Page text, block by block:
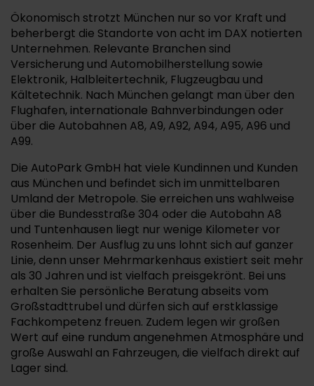
Ökonomisch strotzt München nur so vor Kraft und
beherbergt die Standorte von acht im DAX notierten
Unternehmen. Relevante Branchen sind
Versicherung und Automobilherstellung sowie
Elektronik, Halbleitertechnik, Flugzeugbau und
Kältetechnik. Nach München gelangt man über den
Flughafen, internationale Bahnverbindungen oder
über die Autobahnen A8, A9, A92, A94, A95, A96 und
A99.
Die AutoPark GmbH hat viele Kundinnen und Kunden
aus München und befindet sich im unmittelbaren
Umland der Metropole. Sie erreichen uns wahlweise
über die Bundesstraße 304 oder die Autobahn A8
und Tuntenhausen liegt nur wenige Kilometer vor
Rosenheim. Der Ausflug zu uns lohnt sich auf ganzer
Linie, denn unser Mehrmarkenhaus existiert seit mehr
als 30 Jahren und ist vielfach preisgekrönt. Bei uns
erhalten Sie persönliche Beratung abseits vom
Großstadttrubel und dürfen sich auf erstklassige
Fachkompetenz freuen. Zudem legen wir großen
Wert auf eine rundum angenehmen Atmosphäre und
große Auswahl an Fahrzeugen, die vielfach direkt auf
Lager sind.